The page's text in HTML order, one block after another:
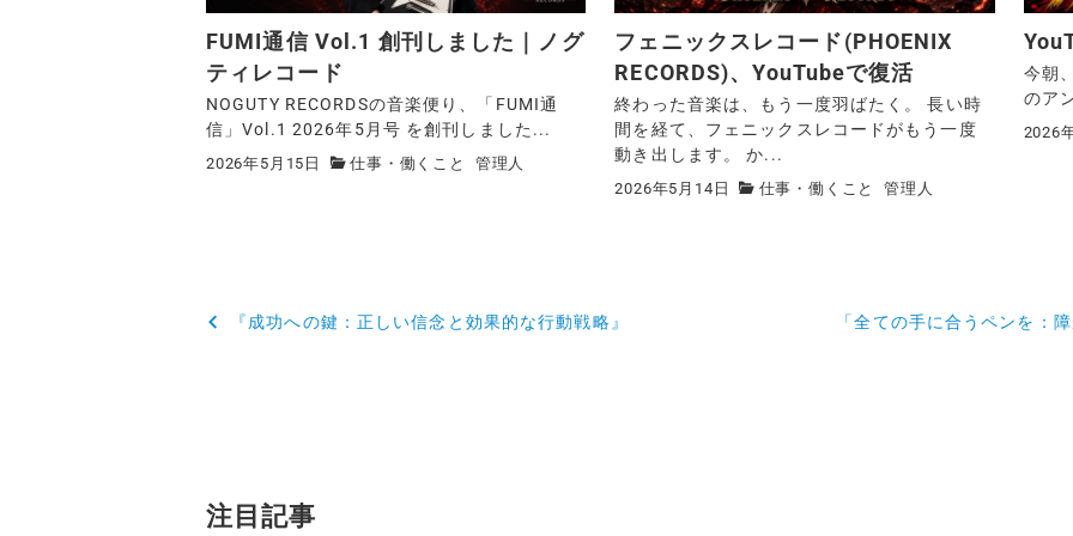
FUMI通信 Vol.1 創刊しました｜ノグ
ティレコード
NOGUTY RECORDSの音楽便り、「FUMI通
信」Vol.1 2026年5月号 を創刊しました...
2026年5月15日 仕事・働くこと 管理人
フェニックスレコード(PHOENIX
RECORDS)、YouTubeで復活
終わった音楽は、もう一度羽ばたく。 長い時
間を経て、フェニックスレコードがもう一度
動き出します。 か...
2026年5月14日 仕事・働くこと 管理人
今朝
のア
2026
『成功への鍵：正しい信念と効果的な行動戦略』 「全ての手に合うペンを：
注目記事